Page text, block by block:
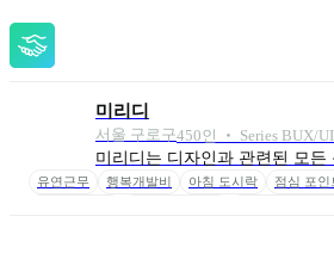
미리디
서울 구로구450인 ‧ Series BUX/
미리디는 디자인과 관련된 모
유연근무 행복개발비 아침 도시락 점심 포인